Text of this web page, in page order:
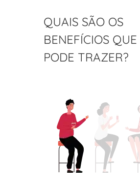
QUAIS SÃO OS
BENEFÍCIOS
PODE TRAZER?